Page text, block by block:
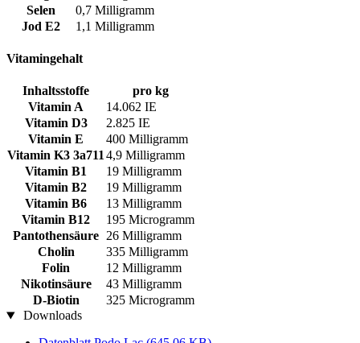
Selen
0,7 Milligramm
Jod E2
1,1 Milligramm
Vitamingehalt
Inhaltsstoffe
pro kg
Vitamin A
14.062 IE
Vitamin D3
2.825 IE
Vitamin E
400 Milligramm
Vitamin K3 3a711 4,9 Milligramm
Vitamin B1
19 Milligramm
Vitamin B2
19 Milligramm
Vitamin B6
13 Milligramm
Vitamin B12
195 Microgramm
Pantothensäure 26 Milligramm
Cholin
335 Milligramm
Folin
12 Milligramm
Nikotinsäure
43 Milligramm
D-Biotin
325 Microgramm
Downloads